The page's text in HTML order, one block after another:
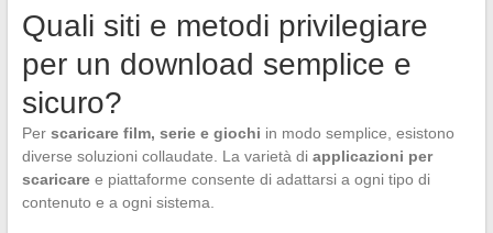
Quali siti e metodi privilegiare
per un download semplice e
sicuro?
Per scaricare film, serie e giochi in modo semplice, esistono
diverse soluzioni collaudate. La varietà di applicazioni per
scaricaree piattaforme consente di adattarsi a ogni tipo di
contenuto e a ogni sistema.